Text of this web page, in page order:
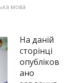
мова
На даній
сторінці
опубліков
ано